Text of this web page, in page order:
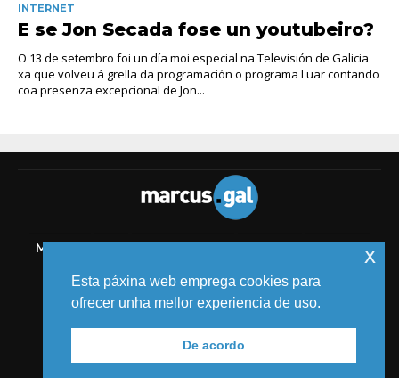
INTERNET
E se Jon Secada fose un youtubeiro?
O 13 de setembro foi un día moi especial na Televisión de Galicia
xa que volveu á grella da programación o programa Luar contando
coa presenza excepcional de Jon...
MELIDE TIC AUDIOVISUAL COMICS
MEDIOS
EVENTOS
Esta páxina web emprega cookies para
ofrecer unha mellor experiencia de uso.
De acordo
x